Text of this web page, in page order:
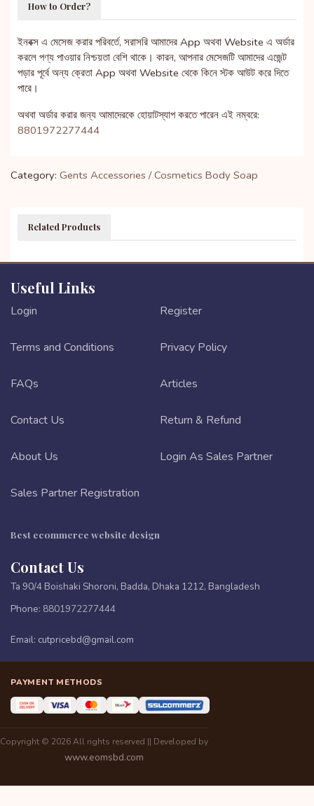
How to Order?
ইনবক্স এ মেসেজ করার পরিবর্তে, সরাসরি আমাদের App অথবা Website এ অর্ডার
করলে পণ্য পাওয়ার নিশ্চয়তা বেশি থাকে। কারন, আপনার মেসেজটি আমাদের এজেন্ট
পড়ার পূর্বে অন্য ক্রেতা App অথবা Website থেকে কিনে স্টক আউট করে দিতে
পারে।
অথবা অর্ডার করার জন্য আমাদেরকে হোয়াটস্যাপ করতে পারেন এই নম্বরে:
8801972277444
Category: Gents Accessories / Cosmetics Body Soap
Related Products
Useful Links
Login Register
Terms and Conditions Privacy Policy
FAQs Articles
Contact Us Return & Refund
About Us Login As Sales Partner
Sales Partner Registration
Best ecommerce website design
Contact Us
Ta 90/4 Boishaki Shoroni, Badda, Dhaka 1212, Bangladesh
Phone: 8801972277444
Email: cutpricebd@gmail.com
PAYMENT METHODS
Copyright © 2026 All rights reserved || Developed by
www.eomsbd.com